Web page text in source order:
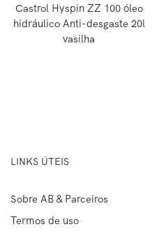
Castrol Hyspin ZZ 100 óleo
hidráulico Anti-desgaste 20l
vasilha
LINKS ÚTEIS
Sobre AB & Parceiros
Termos de uso